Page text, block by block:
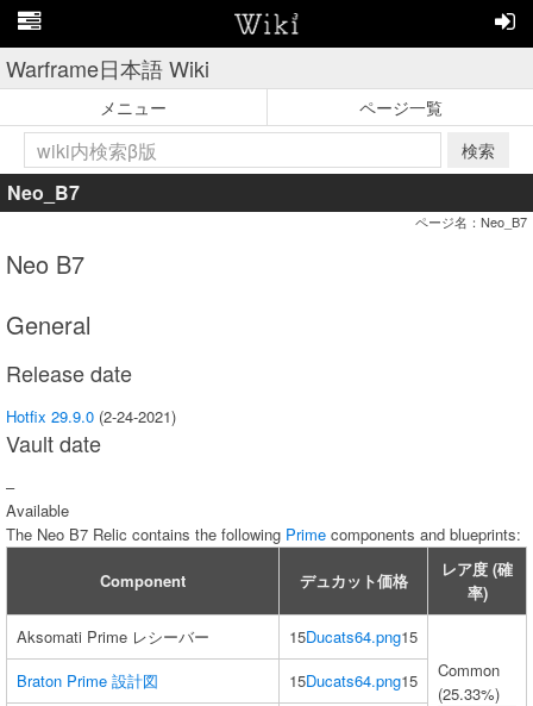
Warframe日本語 Wiki
メニュー
ページ一覧
検索
Neo_B7
ページ名：Neo_B7
Neo B7
General
Release date
Hotfix 29.9.0 (2-24-2021)
Vault date
–
Available
The Neo B7 Relic contains the following Prime components and blueprints:
Component デュカット価格
レア度 (確
率)
Aksomati Prime レシーバー
15Ducats64.png‍15
Common
(25.33%)
Braton Prime 設計図 15Ducats64.png‍15